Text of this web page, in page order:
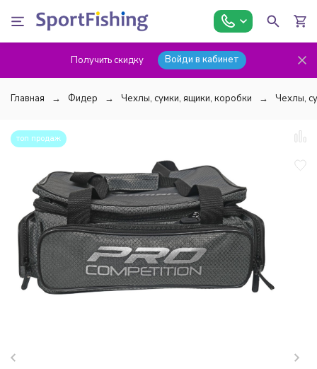
Получить скидку Войди в кабинет
Главная Фидер Чехлы, сумки, ящики, коробки Чехлы,
топ продаж